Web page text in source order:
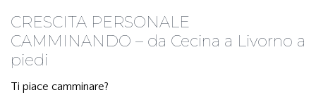
CRESCITA PERSONALE
CAMMINANDO – da Cecina a Livorno a
piedi
Ti piace camminare?